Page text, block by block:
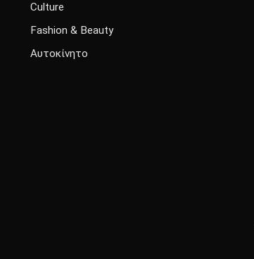
Culture
Fashion & Beauty
Αυτοκίνητο